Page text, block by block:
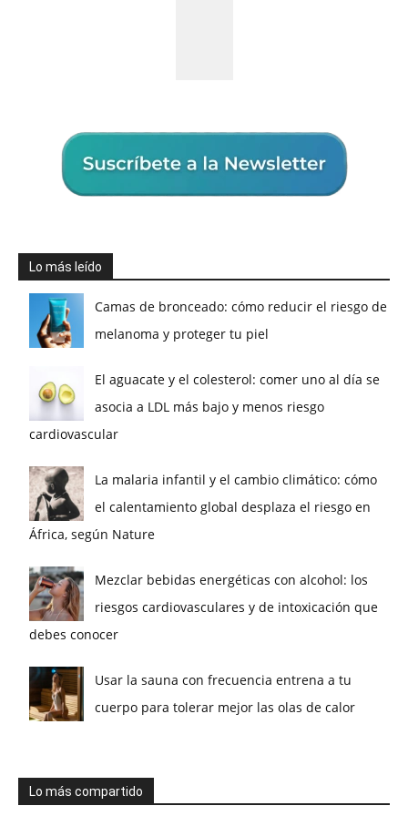
Lo más leído
Camas de bronceado: cómo reducir el riesgo de
melanoma y proteger tu piel
El aguacate y el colesterol: comer uno al día se
asocia a LDL más bajo y menos riesgo
cardiovascular
La malaria infantil y el cambio climático: cómo
el calentamiento global desplaza el riesgo en
África, según Nature
Mezclar bebidas energéticas con alcohol: los
riesgos cardiovasculares y de intoxicación que
debes conocer
Usar la sauna con frecuencia entrena a tu
cuerpo para tolerar mejor las olas de calor
Lo más compartido